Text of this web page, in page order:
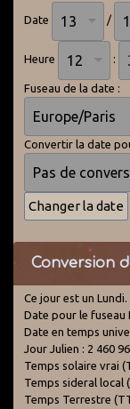
Date /
Heure :
Fuseau de la date :
Convertir la date
Conversion
Ce jour est un Lundi.
Date pour le fuseau
Date en temps
Jour Julien : 2 460
Temps solaire vrai
Temps sideral local
Temps Terrestre